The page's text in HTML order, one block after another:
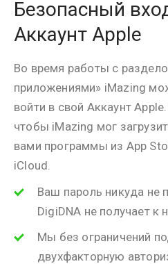
Безопасный
Аккаунт Apple
Во время работы с
приложениями» iMazing
войти в свой Аккаунт
чтобы iMazing мог
вами программы из App
iCloud.
Ваш пароль никуда не
DigiDNA не получает к
Мы без ограничений
двухфакторную